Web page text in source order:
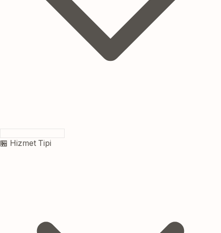
🏪 Hizmet Tipi